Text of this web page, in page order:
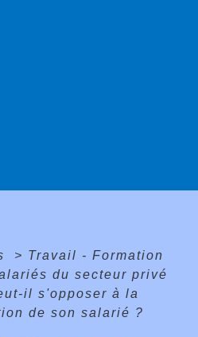
> Travail - Formation
du secteur privé
il s'opposer à la
de son salarié ?